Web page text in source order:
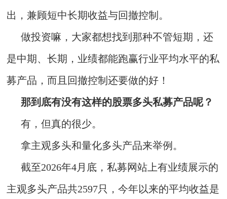
出，兼顾短中长期收益与回撤控制。
做投资嘛，大家都想找到那种不管短期，还
是中期、长期，业绩都能跑赢行业平均水平的私
募产品，而且回撤控制还要做的好！
那到底有没有这样的股票多头私募产品呢？
有，但真的很少。
拿主观多头和量化多头产品来举例。
截至2026年4月底，私募网站上有业绩展示的
主观多头产品共2597只，今年以来的平均收益是